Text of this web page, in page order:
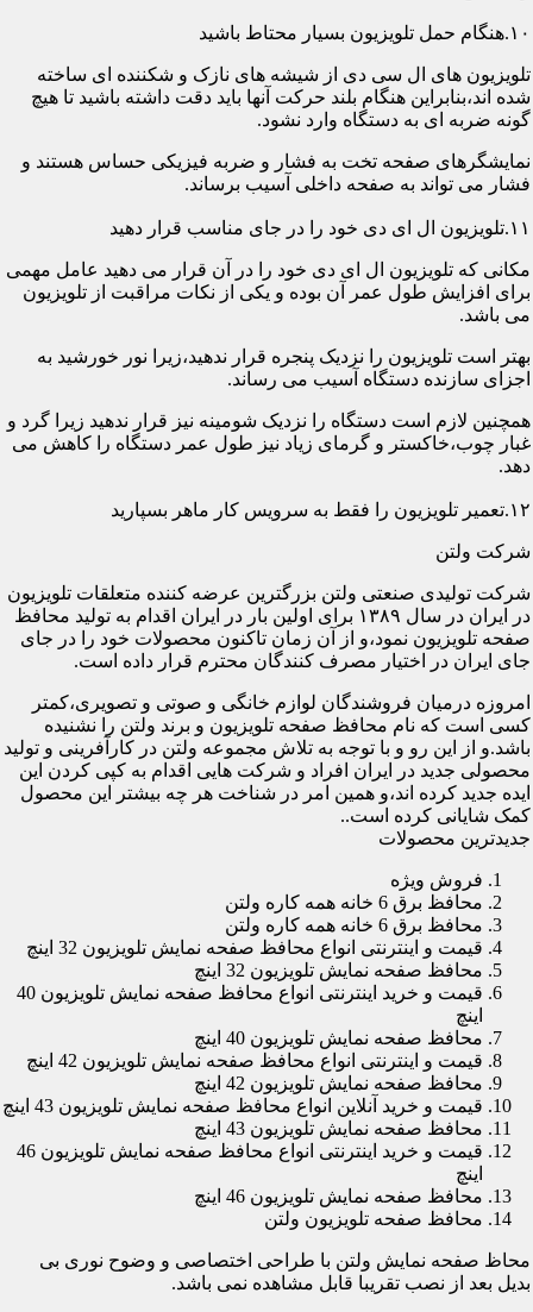
۱۰.هنگام حمل تلویزیون بسیار محتاط باشید
تلویزیون های ال سی دی از شیشه های نازک و شکننده ای ساخته
شده اند،بنابراین هنگام بلند حرکت آنها باید دقت داشته باشید تا هیچ
گونه ضربه ای به دستگاه وارد نشود.
نمایشگرهای صفحه تخت به فشار و ضربه فیزیکی حساس هستند و
فشار می تواند به صفحه داخلی آسیب برساند.
۱۱.تلویزیون ال ای دی خود را در جای مناسب قرار دهید
مکانی که تلویزیون ال ای دی خود را در آن قرار می دهید عامل مهمی
برای افزایش طول عمر آن بوده و یکی از نکات مراقبت از تلویزیون
می باشد.
بهتر است تلویزیون را نزدیک پنجره قرار ندهید،زیرا نور خورشید به
اجزای سازنده دستگاه آسیب می رساند.
همچنین لازم است دستگاه را نزدیک شومینه نیز قرار ندهید زیرا گرد و
غبار چوب،خاکستر و گرمای زیاد نیز طول عمر دستگاه را کاهش می
دهد.
۱۲.تعمیر تلویزیون را فقط به سرویس کار ماهر بسپارید
شرکت ولتن
شرکت تولیدی صنعتی ولتن بزرگترین عرضه کننده متعلقات تلویزیون
در ایران در سال ۱۳۸۹ برای اولین بار در ایران اقدام به تولید محافظ
صفحه تلویزیون نمود،و از آن زمان تاکنون محصولات خود را در جای
جای ایران در اختیار مصرف کنندگان محترم قرار داده است.
امروزه درمیان فروشندگان لوازم خانگی و صوتی و تصویری،کمتر
کسی است که نام محافظ صفحه تلویزیون و برند ولتن را نشنیده
باشد.و از این رو و با توجه به تلاش مجموعه ولتن در کارآفرینی و تولید
محصولی جدید در ایران افراد و شرکت هایی اقدام به کپی کردن این
ایده جدید کرده اند،و همین امر در شناخت هر چه بیشتر این محصول
کمک شایانی کرده است..
جدیدترین محصولات
فروش ویژه
محافظ برق 6 خانه همه کاره ولتن
محافظ برق 6 خانه همه کاره ولتن
قیمت و اینترنتی انواع محافظ صفحه نمایش تلویزیون 32 اینچ
محافظ صفحه نمایش تلویزیون 32 اینچ
قیمت و خرید اینترنتی انواع محافظ صفحه نمایش تلویزیون 40
اینچ
محافظ صفحه نمایش تلویزیون 40 اینچ
قیمت و اینترنتی انواع محافظ صفحه نمایش تلویزیون 42 اینچ
محافظ صفحه نمایش تلویزیون 42 اینچ
قیمت و خرید آنلاین انواع محافظ صفحه نمایش تلویزیون 43 اینچ
محافظ صفحه نمایش تلویزیون 43 اینچ
قیمت و خرید اینترنتی انواع محافظ صفحه نمایش تلویزیون 46
اینچ
محافظ صفحه نمایش تلویزیون 46 اینچ
محافظ صفحه تلویزیون ولتن
محاظ صفحه نمایش ولتن با طراحی اختصاصی و وضوح نوری بی
بدیل بعد از نصب تقریبا قابل مشاهده نمی باشد.